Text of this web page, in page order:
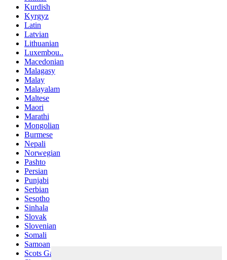
Kurdish
Kyrgyz
Latin
Latvian
Lithuanian
Luxembou..
Macedonian
Malagasy
Malay
Malayalam
Maltese
Maori
Marathi
Mongolian
Burmese
Nepali
Norwegian
Pashto
Persian
Punjabi
Serbian
Sesotho
Sinhala
Slovak
Slovenian
Somali
Samoan
Scots Gaelic